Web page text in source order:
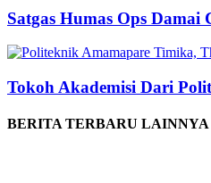
Satgas Humas Ops
Tokoh Akademisi Dari
BERITA TERBARU LAINNYA